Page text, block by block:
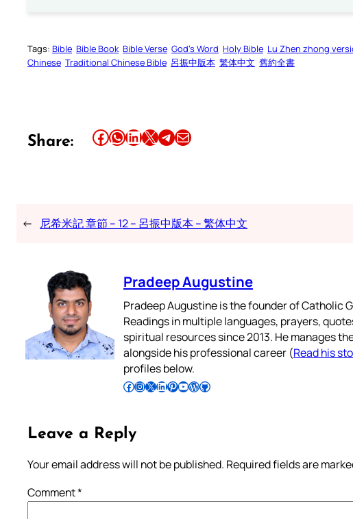
Tags: Bible Bible Book Bible Verse God’s Word Holy Bible Lu Zhen zhong
Chinese Traditional Chinese Bible 呂振中版本 繁体中文 舊約全書
Share: Share this article on Facebook Share this article on WhatsApp Share this article on LinkedIn Share this article on X Share this article on TelegramEmail this Article
← 尼希米記 章節 – 12 – 呂振中版本 – 繁体中文
Pradeep Augustine
Pradeep Augustine is the founder of Catholic
Readings in multiple languages, prayers,
spiritual resources since 2013. He manages
alongside his professional career (Read his
profiles below.
Follow Pradeep on Facebook Follow Pradeep on InstagramFollow Pradeep on X Follow Pradeep on LinkedIn Follow Pradeep on Pinterest Subscribe to Pradeep’s Youtube Channel Follow Pradeep on WordPress Follow Pradeep on GitHub
Leave a Reply
Your email address will not be published. Required fields are
Comment*